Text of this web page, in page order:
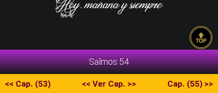
<< Cap. (53) << Ver Cap. >> Cap. (55) >>
Salmos 54